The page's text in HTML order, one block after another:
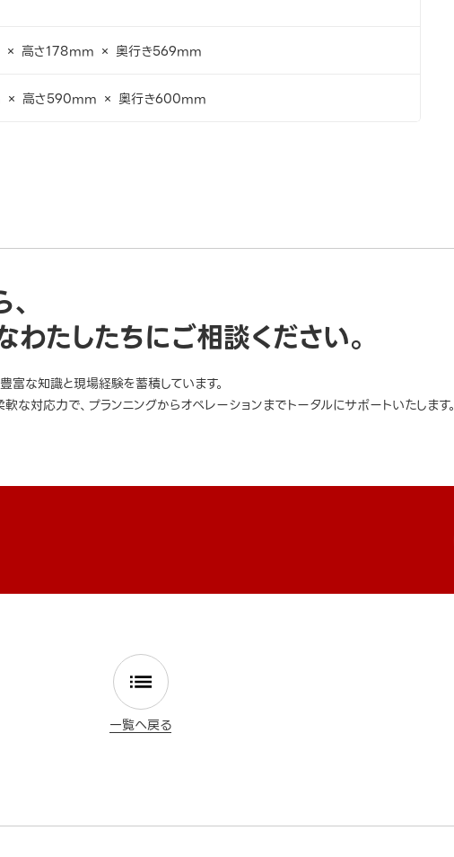
× 高さ178mm × 奥行き569mm
× 高さ590mm × 奥行き600mm
たしたちにご相談ください。
な知識と現場経験を蓄積しています。
対応力で、プランニングからオペレーションまでトータルにサポートいたします。
一覧へ戻る